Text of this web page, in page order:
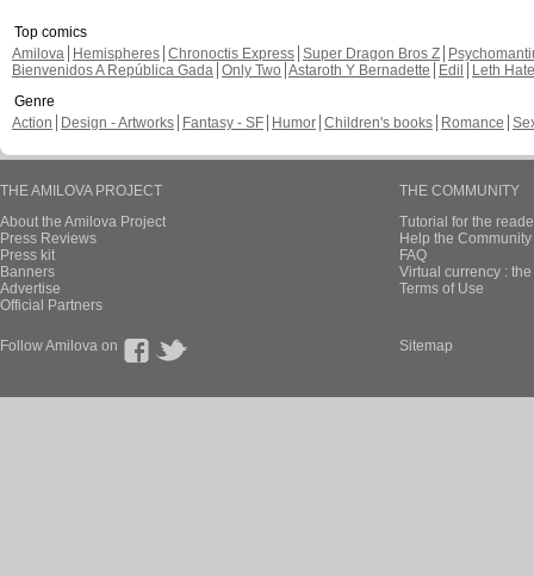
Top comics
Amilova
Hemispheres Chronoctis Express Super Dragon Bros Z
Bienvenidos A República Gada Only Two Astaroth Y Bernadette Edil
Leth Hate
Genre
Action
Design - Artworks Fantasy - SF Humor Children's books Romance
THE AMILOVA PROJECT
About the Amilova Project
Press Reviews
Press kit
Banners
Advertise
Official Partners
THE COMMUNITY
Tutorial for the
Help the
FAQ
Virtual currency :
Terms of Use
Follow Amilova on Sitemap